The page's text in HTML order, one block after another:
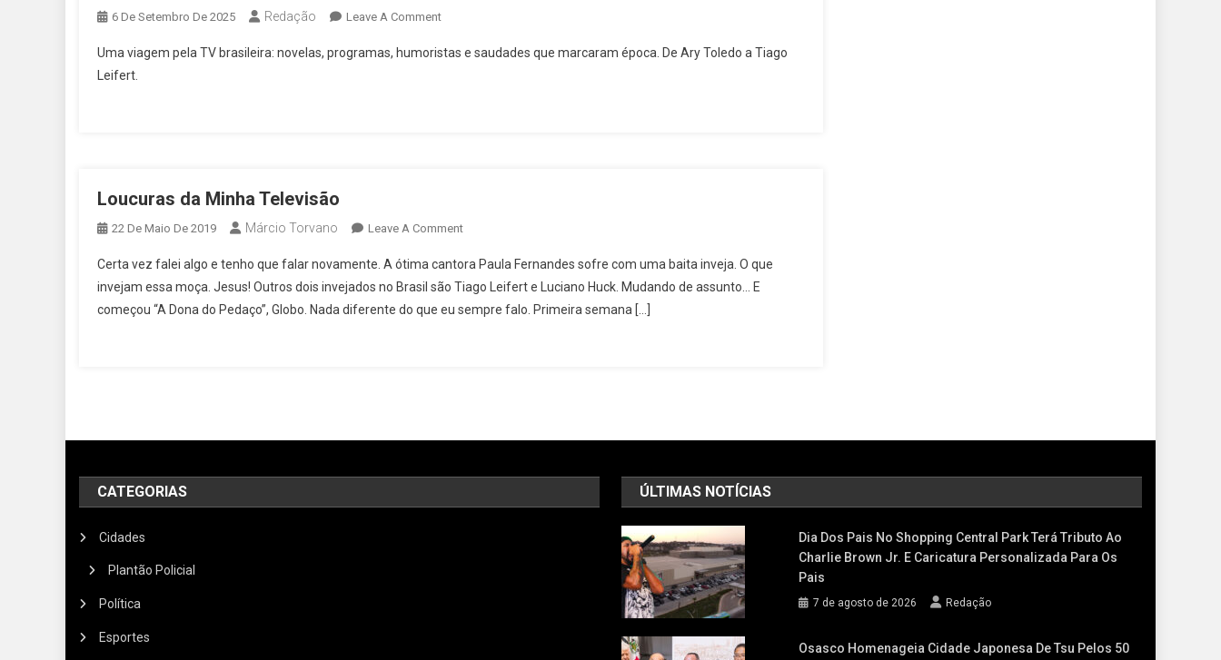
6 De Setembro De 2025 Redação Leave A CommentOn
Boa
Uma viagem pela TV brasileira: novelas, programas, humoristas e saudades que marcaram época. De Ary Toledo a Tiago
Leifert.
Loucuras da Minha Televisão
22 De Maio De 2019 Márcio Torvano Leave A CommentOn
Da
Minha
Televisão
Certa vez falei algo e tenho que falar novamente. A ótima cantora Paula Fernandes sofre com uma baita inveja. O que
invejam essa moça. Jesus! Outros dois invejados no Brasil são Tiago Leifert e Luciano Huck. Mudando de assunto… E
começou “A Dona do Pedaço”, Globo. Nada diferente do que eu sempre falo. Primeira semana […]
CATEGORIAS
Cidades
Plantão Policial
Política
Esportes
ÚLTIMAS NOTÍCIAS
Dia Dos Pais No Shopping Central Park Terá Tributo Ao
Charlie Brown Jr. E Caricatura Personalizada Para Os
Pais
7 de agosto de 2026 Redação
Osasco Homenageia Cidade Japonesa De Tsu Pelos 50